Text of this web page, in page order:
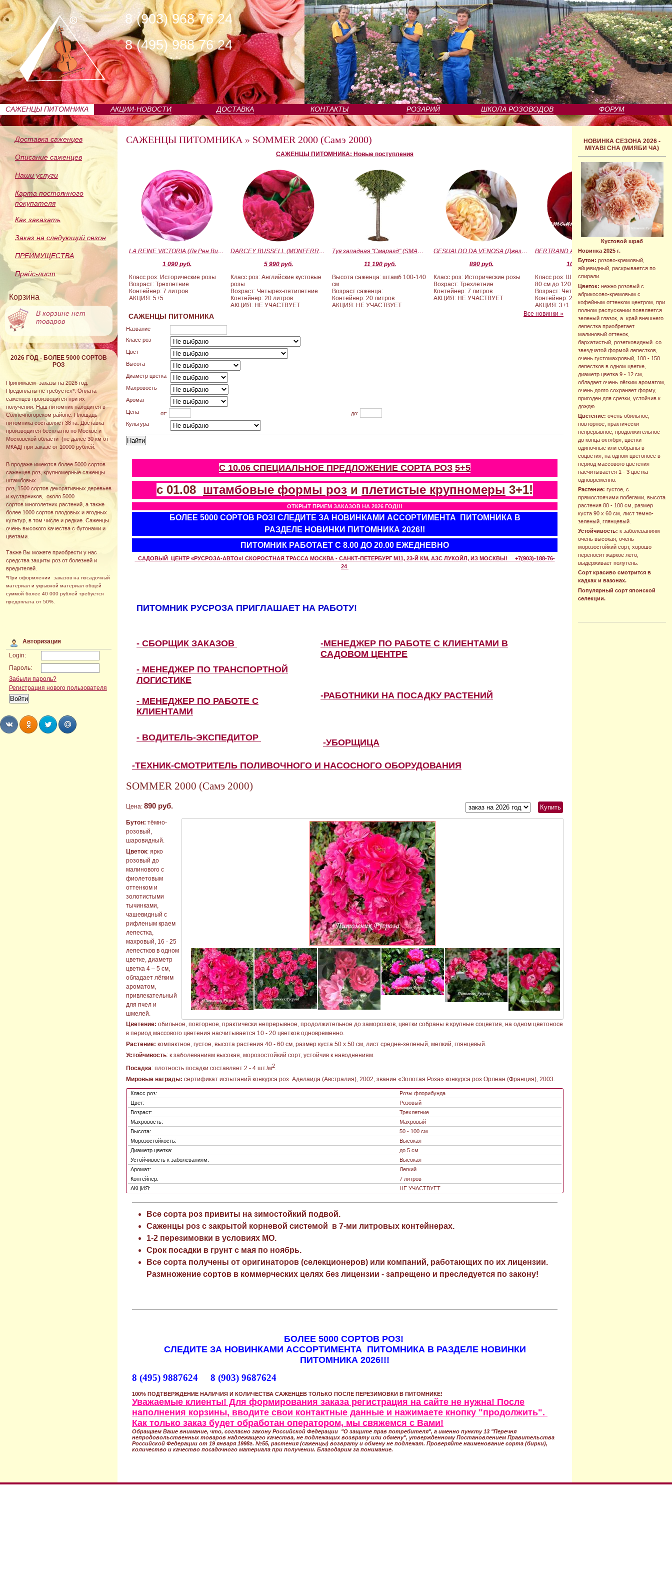
8 (903) 968 76 24
8 (495) 988 76 24
САЖЕНЦЫ ПИТОМНИКА АКЦИИ-НОВОСТИ ДОСТАВКА КОНТАКТЫ РОЗАРИЙ ШКОЛА РОЗОВОДОВ ФОРУМ
Доставка саженцев
Описание саженцев
Наши услуги
Карта постоянного
покупателя
Как заказать
Заказ на следующий сезон
ПРЕИМУЩЕСТВА
Прайс-лист
Корзина
В корзине нет
товаров
2026 ГОД - БОЛЕЕ 5000 СОРТОВ
РОЗ
Принимаем заказы на 2026 год.
Предоплаты не требуется*. Оплата
саженцев производится при их
получении. Наш питомник находится в
Солнечногорском районе. Площадь
питомника составляет 38 га. Доставка
производится бесплатно по Москве и
Московской области (не далее 30 км от
МКАД) при заказе от 10000 рублей.
В продаже имеются более 5000 сортов
саженцев роз, крупномерные саженцы
штамбовых
роз, 1500 сортов декоративных деревьев
и кустарников, около 5000
сортов многолетних растений, а также
более 1000 сортов плодовых и ягодных
культур, в том числе и редкие. Саженцы
очень высокого качества с бутонами и
цветами.
Также Вы можете приобрести у нас
средства защиты роз от болезней и
вредителей.
*При оформлении заказов на посадочный
материал и укрывной материал общей
суммой более 40 000 рублей требуется
предоплата от 50%.
Авторизация
Login:
Пароль:
Забыли пароль?
Регистрация нового пользователя
НОВИНКА СЕЗОНА 2026 -
MIYABI CHA (МИЯБИ ЧА)
Кустовой шраб
Новинка 2025 г.
Бутон: розово-кремовый,
яйцевидный, раскрывается по
спирали.
Цветок: нежно розовый с
абрикосово-кремовым с
кофейным оттенком центром, при
полном распускании появляется
зеленый глазок, а край внешнего
лепестка приобретает
малиновый оттенок,
бархатистый, розетковидный со
звездчатой формой лепестков,
очень густомахровый, 100 - 150
лепестков в одном цветке,
диаметр цветка 9 - 12 см,
обладает очень лёгким ароматом,
очень долго сохраняет форму,
пригоден для срезки, устойчив к
дождю.
Цветение: очень обильное,
повторное, практически
непрерывное, продолжительное
до конца октября, цветки
одиночные или собраны в
соцветия, на одном цветоносе в
период массового цветения
насчитывается 1 - 3 цветка
одновременно.
Растение: густое, с
прямостоячими побегами, высота
растения 80 - 100 см, размер
куста 90 х 60 см, лист темно-
зеленый, глянцевый.
Устойчивость: к заболеваниям
очень высокая, очень
морозостойкий сорт, хорошо
переносит жаркое лето,
выдерживает полутень.
Сорт красиво смотрится в
кадках и вазонах.
Популярный сорт японской
селекции.
САЖЕНЦЫ ПИТОМНИКА » SOMMER 2000 (Самэ 2000)
САЖЕНЦЫ ПИТОМНИКА: Новые поступления
LA REINE VICTORIA (Ля Рен Виктория)
1 090 руб.
Класс роз: Исторические розы
Возраст: Трехлетние
Контейнер: 7 литров
АКЦИЯ: 5+5
DARCEY BUSSELL (MONFERRATO) (Дарси Басл)
5 990 руб.
Класс роз: Английские кустовые
розы
Возраст: Четырех-пятилетние
Контейнер: 20 литров
АКЦИЯ: НЕ УЧАСТВУЕТ
Туя западная "Смарагд" (SMARAGD) ШТАМБ 100-140
11 190 руб.
Высота саженца: штамб 100-140
см
Возраст саженца:
Контейнер: 20 литров
АКЦИЯ: НЕ УЧАСТВУЕТ
GESUALDO DA VENOSA (Джезуальдо Ди Веноза)
890 руб.
Класс роз: Исторические розы
Возраст: Трехлетние
Контейнер: 7 литров
АКЦИЯ: НЕ УЧАСТВУЕТ
BERTRAND AMOUSSOU (Бертран Амуссу)
10 000 руб.
Класс роз: Штамбовые формы от
80 см до 120 см
Возраст: Четырех-пятилетние
Контейнер: 20 литров
АКЦИЯ: 3+1
Все новинки »
САЖЕНЦЫ ПИТОМНИКА
Название
Класс роз
Цвет
Высота
Диаметр цветка
Махровость
Аромат
Цена
от:
до:
Культура
С 10.06 СПЕЦИАЛЬНОЕ ПРЕДЛОЖЕНИЕ СОРТА РОЗ 5+5
с 01.08 штамбовые формы роз и плетистые крупномеры 3+1!
ОТКРЫТ ПРИЕМ ЗАКАЗОВ НА 2026 ГОД!!!
БОЛЕЕ 5000 СОРТОВ РОЗ! СЛЕДИТЕ ЗА НОВИНКАМИ АССОРТИМЕНТА ПИТОМНИКА В
РАЗДЕЛЕ НОВИНКИ ПИТОМНИКА 2026!!
ПИТОМНИК РАБОТАЕТ С 8.00 ДО 20.00 ЕЖЕДНЕВНО
САДОВЫЙ ЦЕНТР «РУСРОЗА-АВТО»! СКОРОСТНАЯ ТРАССА МОСКВА - САНКТ-ПЕТЕРБУРГ М11, 23-Й КМ, АЗС ЛУКОЙЛ, ИЗ МОСКВЫ! +7(903)-188-76-
24
ПИТОМНИК РУСРОЗА ПРИГЛАШАЕТ НА РАБОТУ!
- СБОРЩИК ЗАКАЗОВ
-МЕНЕДЖЕР ПО РАБОТЕ С КЛИЕНТАМИ В
САДОВОМ ЦЕНТРЕ
- МЕНЕДЖЕР ПО ТРАНСПОРТНОЙ
ЛОГИСТИКЕ
- МЕНЕДЖЕР ПО РАБОТЕ С
КЛИЕНТАМИ
-РАБОТНИКИ НА ПОСАДКУ РАСТЕНИЙ
- ВОДИТЕЛЬ-ЭКСПЕДИТОР -УБОРЩИЦА
-ТЕХНИК-СМОТРИТЕЛЬ ПОЛИВОЧНОГО И НАСОСНОГО ОБОРУДОВАНИЯ
SOMMER 2000 (Самэ 2000)
Цена: 890 руб.
Бутон: тёмно-
розовый,
шаровидный.
Цветок: ярко
розовый до
малинового с
фиолетовым
оттенком и
золотистыми
тычинками,
чашевидный с
рифленым краем
лепестка,
махровый, 16 - 25
лепестков в одном
цветке, диаметр
цветка 4 – 5 см,
обладает лёгким
ароматом,
привлекательный
для пчел и
шмелей.
Цветение: обильное, повторное, практически непрерывное, продолжительное до заморозков, цветки собраны в крупные соцветия, на одном цветоносе
в период массового цветения насчитывается 10 - 20 цветков одновременно.
Растение: компактное, густое, высота растения 40 - 60 см, размер куста 50 х 50 см, лист средне-зеленый, мелкий, глянцевый.
Устойчивость: к заболеваниям высокая, морозостойкий сорт, устойчив к наводнениям.
Посадка: плотность посадки составляет 2 - 4 шт./м2.
Мировые награды: сертификат испытаний конкурса роз Аделаида (Австралия), 2002, звание «Золотая Роза» конкурса роз Орлеан (Франция), 2003.
Класс роз:
Розы флорибунда
Цвет:
Розовый
Возраст:
Трехлетние
Махровость:
Махровый
Высота:
50 - 100 см
Морозостойкость:
Высокая
Диаметр цветка:
до 5 см
Устойчивость к заболеваниям:
Высокая
Аромат:
Легкий
Контейнер:
7 литров
АКЦИЯ:
НЕ УЧАСТВУЕТ
Все сорта роз привиты на зимостойкий подвой.
Саженцы роз с закрытой корневой системой в 7-ми литровых контейнерах.
1-2 перезимовки в условиях МО.
Срок посадки в грунт с мая по ноябрь.
Все сорта получены от оригинаторов (селекционеров) или компаний, работающих по их лицензии.
Размножение сортов в коммерческих целях без лицензии - запрещено и преследуется по закону!
БОЛЕЕ 5000 СОРТОВ РОЗ!
СЛЕДИТЕ ЗА НОВИНКАМИ АССОРТИМЕНТА ПИТОМНИКА В РАЗДЕЛЕ НОВИНКИ
ПИТОМНИКА 2026!!!
8 (495) 9887624 8 (903) 9687624
100% ПОДТВЕРЖДЕНИЕ НАЛИЧИЯ И КОЛИЧЕСТВА САЖЕНЦЕВ ТОЛЬКО ПОСЛЕ ПЕРЕЗИМОВКИ В ПИТОМНИКЕ!
Уважаемые клиенты! Для формирования заказа регистрация на сайте не нужна! После
наполнения корзины, вводите свои контактные данные и нажимаете кнопку "продолжить".
Как только заказ будет обработан оператором, мы свяжемся с Вами!
Обращаем Ваше внимание, что, согласно закону Российской Федерации "О защите прав потребителя", а именно пункту 13 "Перечня
непродовольственных товаров надлежащего качества, не подлежащих возврату или обмену", утвержденному Постановлением Правительства
Российской Федерации от 19 января 1998г. №55, растения (саженцы) возврату и обмену не подлежат. Проверяйте наименование сорта (бирки),
количество и качество посадочного материала при получении. Благодарим за понимание.